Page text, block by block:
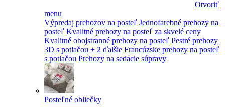
Otvoriť
menu
Výpredaj prehozov na posteľ Jednofarebné prehozy na
posteľ Kvalitné prehozy na posteľ za skvelé ceny
Kvalitné obojstranné prehozy na posteľ Pestré prehozy
3D s potlačou + 2 ďalšie Francúzske prehozy na posteľ
s potlačou Prehozy na sedacie súpravy
Posteľné obliečky